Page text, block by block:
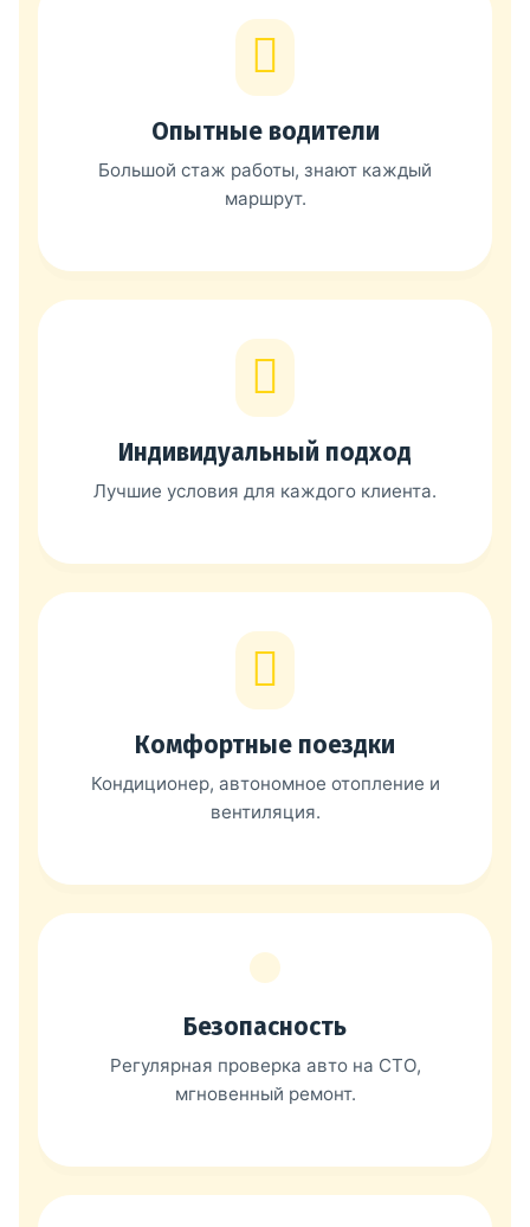
Опытные водители
Большой стаж работы, знают каждый
маршрут.
Индивидуальный подход
Лучшие условия для каждого клиента.
Комфортные поездки
Кондиционер, автономное отопление и
вентиляция.
Безопасность
Регулярная проверка авто на СТО,
мгновенный ремонт.